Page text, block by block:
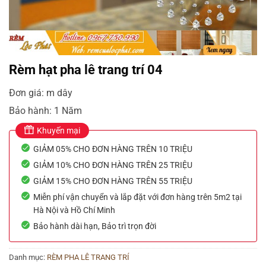
Rèm hạt pha lê trang trí 04
Đơn giá: m dây
Bảo hành: 1 Năm
Khuyến mại
GIẢM 05% CHO ĐƠN HÀNG TRÊN 10 TRIỆU
GIẢM 10% CHO ĐƠN HÀNG TRÊN 25 TRIỆU
GIẢM 15% CHO ĐƠN HÀNG TRÊN 55 TRIỆU
Miễn phí vận chuyển và lắp đặt với đơn hàng trên 5m2 tại
Hà Nội và Hồ Chí Minh
Bảo hành dài hạn, Bảo trì trọn đời
Danh mục: RÈM PHA LÊ TRANG TRÍ